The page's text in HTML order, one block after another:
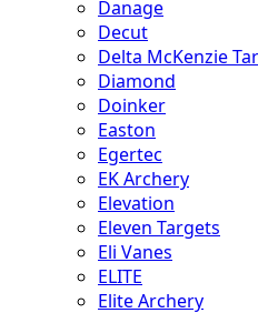
Danage
Decut
Delta McKenzie
Diamond
Doinker
Easton
Egertec
EK Archery
Elevation
Eleven Targets
Eli Vanes
ELITE
Elite Archery